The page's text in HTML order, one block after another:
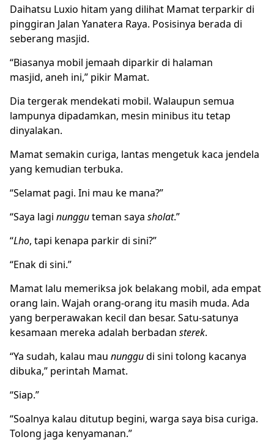
Daihatsu Luxio hitam yang dilihat Mamat terparkir di
pinggiran Jalan Yanatera Raya. Posisinya berada di
seberang masjid.
“Biasanya mobil jemaah diparkir di halaman
masjid, aneh ini,” pikir Mamat.
Dia tergerak mendekati mobil. Walaupun semua
lampunya dipadamkan, mesin minibus itu tetap
dinyalakan.
Mamat semakin curiga, lantas mengetuk kaca jendela
yang kemudian terbuka.
“Selamat pagi. Ini mau ke mana?”
“Saya lagi nungguteman saya sholat.”
“Lho, tapi kenapa parkir di sini?”
“Enak di sini.”
Mamat lalu memeriksa jok belakang mobil, ada empat
orang lain. Wajah orang-orang itu masih muda. Ada
yang berperawakan kecil dan besar. Satu-satunya
kesamaan mereka adalah berbadan sterek.
“Ya sudah, kalau mau nunggudi sini tolong kacanya
dibuka,” perintah Mamat.
“Siap.”
“Soalnya kalau ditutup begini, warga saya bisa curiga.
Tolong jaga kenyamanan.”